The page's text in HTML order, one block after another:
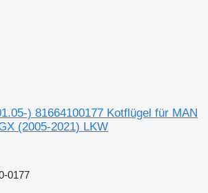
) 81664100177 Kotflügel für MAN
(2005-2021) LKW
0177